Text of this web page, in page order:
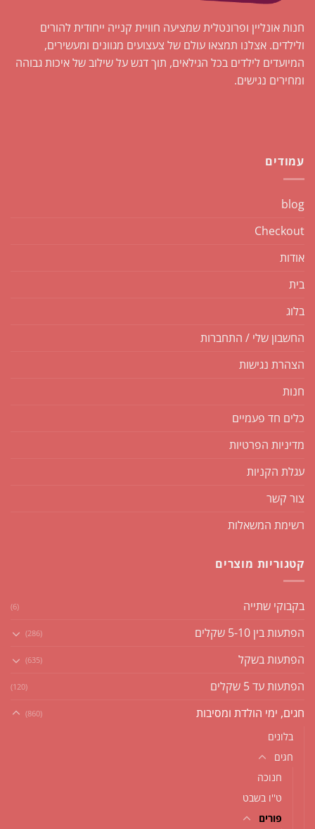
חנות אונליין ופרונטלית שמציעה חוויית קנייה ייחודית להורים
ולילדים. אצלנו תמצאו עולם של צעצועים מגוונים ומעשירים,
המיועדים לילדים בכל הגילאים, תוך דגש על שילוב של איכות גבוהה
ומחירים נגישים.
עמודים
blog
Checkout
אודות
בית
בלוג
החשבון שלי / התחברות
הצהרת נגישות
חנות
כלים חד פעמיים
מדיניות הפרטיות
עגלת הקניות
צור קשר
רשימת המשאלות
קטגוריות מוצרים
בקבוקי שתייה (6)
הפתעות בין 5-10 שקלים (286)
הפתעות בשקל (635)
הפתעות עד 5 שקלים (120)
חגים, ימי הולדת ומסיבות (860)
בלונים
חגים
חנוכה
ט''ו בשבט
פורים